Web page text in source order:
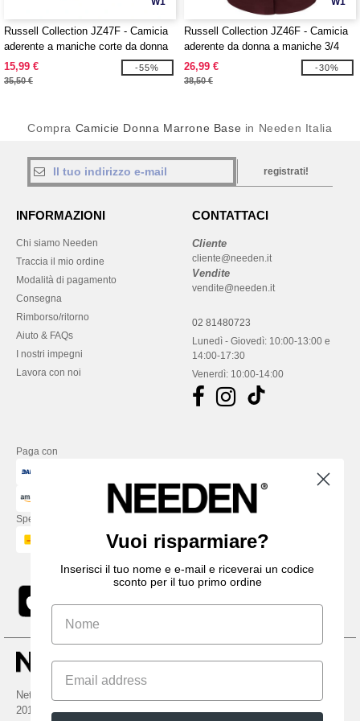
Russell Collection JZ47F - Camicia
aderente a maniche corte da donna
15,99 €
35,50 €
-55%
Russell Collection JZ46F - Camicia
aderente da donna a maniche 3/4
26,99 €
38,50 €
-30%
Compra Camicie Donna Marrone Base in Needen Italia
registrati!
INFORMAZIONI
Chi siamo Needen
Traccia il mio ordine
Modalità di pagamento
Consegna
Rimborso/ritorno
Aiuto & FAQs
I nostri impegni
Lavora con noi
CONTATTACI
Cliente
cliente@needen.it
Vendite
vendite@needen.it
02 81480723
Lunedì - Giovedì: 10:00-13:00 e
14:00-17:30
Venerdì: 10:00-14:00
Paga con
Spediamo con
Netenders Italy SRL — Registered office GALLERIA DEL CORSO 1 -
20122 MILANO (MI) -Italy
Vuoi risparmiare?
Inserisci il tuo nome e e-mail e riceverai un codice
sconto per il tuo primo ordine